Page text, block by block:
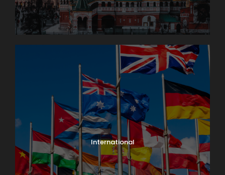
International